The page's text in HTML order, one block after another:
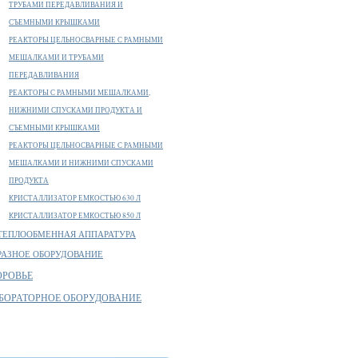
ТРУБАМИ ПЕРЕДАВЛИВАНИЯ И
СЪЕМНЫМИ КРЫШКАМИ
РЕАКТОРЫ ЦЕЛЬНОСВАРНЫЕ С РАМНЫМИ
МЕШАЛКАМИ И ТРУБАМИ
ПЕРЕДАВЛИВАНИЯ
РЕАКТОРЫ С РАМНЫМИ МЕШАЛКАМИ,
НИЖНИМИ СПУСКАМИ ПРОДУКТА И
СЪЕМНЫМИ КРЫШКАМИ
РЕАКТОРЫ ЦЕЛЬНОСВАРНЫЕ С РАМНЫМИ
МЕШАЛКАМИ И НИЖНИМИ СПУСКАМИ
ПРОДУКТА
КРИСТАЛЛИЗАТОР ЕМКОСТЬЮ 630 Л
КРИСТАЛЛИЗАТОР ЕМКОСТЬЮ 850 Л
АППАРАТУРА
ОБОРУДОВАНИЕ
ОБОРУДОВАНИЕ